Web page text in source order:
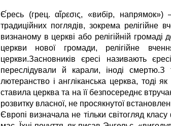
Є́ресь (грец. αἵρεσις, «вибір,
традиційних поглядів, зокрема релігійне
визнаному в церкві або релігійній
церкви нової громади, релігійне
церкви.Засновників єресі називають
переслідували й карали, іноді
лютеранство і англіканська церква, тоді
ставила церква та на її безпосереднє
розвитку власної, не просякнутої
Європі визначала не тільки світогляд